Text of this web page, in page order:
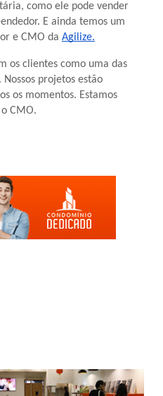
como ele pode vender
E ainda temos um
e CMO da Agilize.
os clientes como uma das
projetos estão
os momentos. Estamos
CMO.